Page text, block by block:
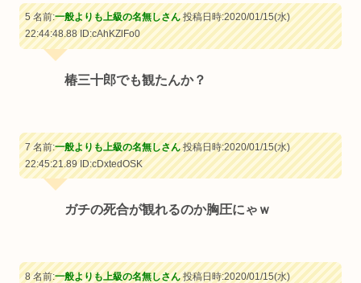
5 名前:一般よりも上級の名無しさん投稿日時:2020/01/15(水)
22:44:48.88ID:cAhKZlFo0
椿三十郎でも観たんか？
7 名前:一般よりも上級の名無しさん投稿日時:2020/01/15(水)
22:45:21.89ID:cDxtedOSK
ガチの死合が観れるのか胸圧にゃｗ
8 名前:一般よりも上級の名無しさん投稿日時:2020/01/15(水)